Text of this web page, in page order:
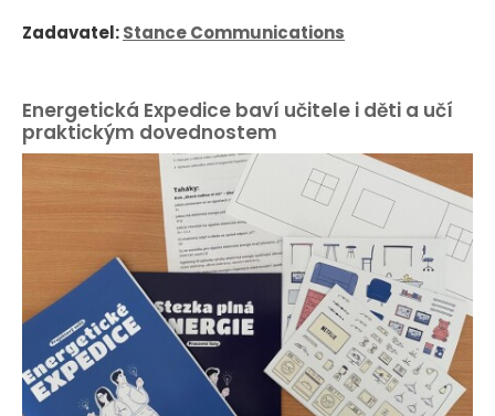
Zadavatel:Stance Communications
Energetická Expedice baví učitele i děti a učí
praktickým dovednostem